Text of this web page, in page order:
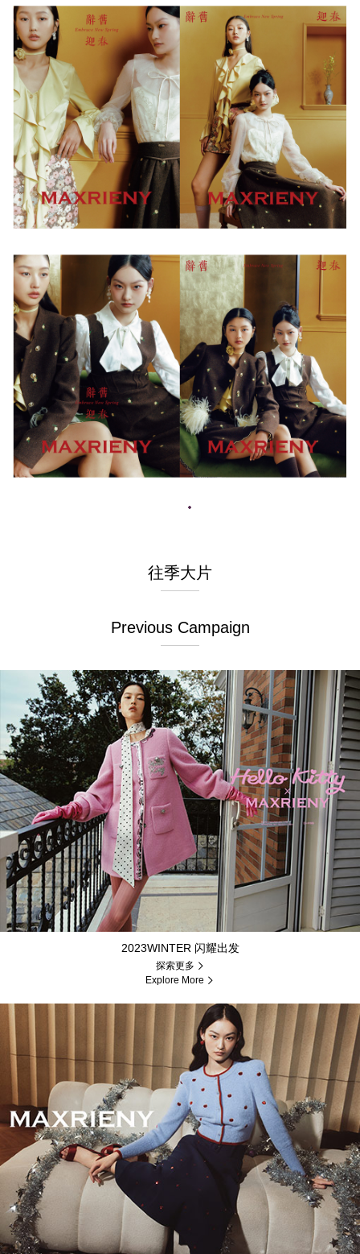
往季大片
Previous Campaign
2023WINTER 闪耀出发
探索更多
Explore More